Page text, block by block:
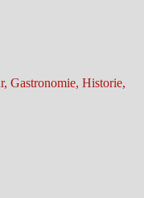
Gastronomie, Historie,